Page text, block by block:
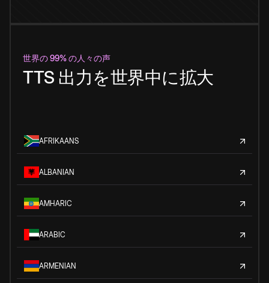
世界の 99% の人々の声
TTS 出力を世界中に拡大
AFRIKAANS
ALBANIAN
AMHARIC
ARABIC
ARMENIAN